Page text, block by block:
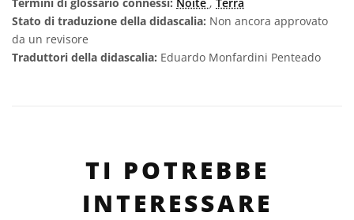
Stato di traduzione della didascalia: Non ancora approvato
da un revisore
Traduttori della didascalia: Eduardo Monfardini Penteado
TI POTREBBE
INTERESSARE